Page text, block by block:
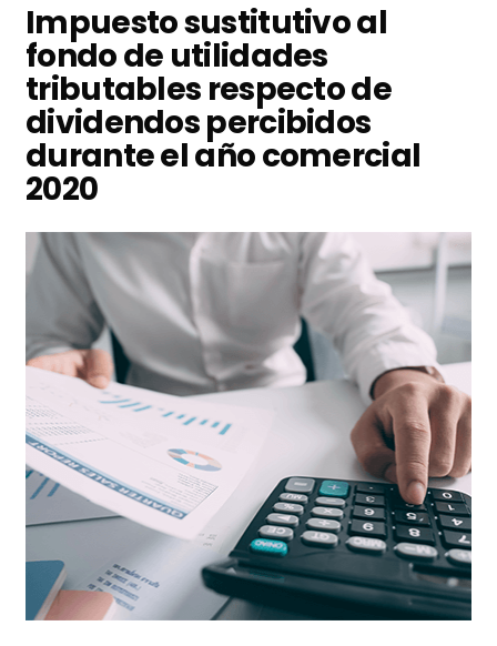
Impuesto sustitutivo al
fondo de utilidades
tributables respecto de
dividendos percibidos
durante el año comercial
2020